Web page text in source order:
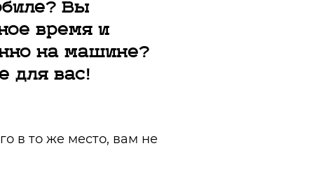
Вы
время и
на машине?
для вас!
в то же место, вам не